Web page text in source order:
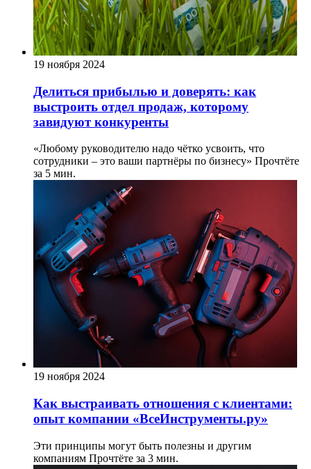
19 ноября 2024
Делиться прибылью и доверять: как
выстроить отдел продаж, которому
завидуют конкуренты
«Любому руководителю надо чётко усвоить, что
сотрудники – это ваши партнёры по бизнесу» Прочтёте
за 5 мин.
19 ноября 2024
Как выстраивать отношения с клиентами:
опыт компании «ВсеИнструменты.ру»
Эти принципы могут быть полезны и другим
компаниям Прочтёте за 3 мин.